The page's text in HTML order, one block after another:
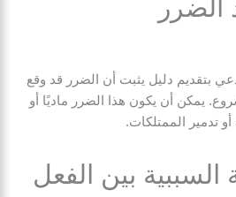
بتقديم دليل يثبت أن الضرر قد وقع
يمكن أن يكون هذا الضرر ماديًا أو
أو تدمير الممتلكات.
السببية بين الفعل